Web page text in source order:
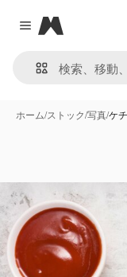
Close menu
Magnific
ホーム/ストック/写真/ケ